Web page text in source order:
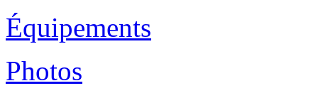
Équipements
Photos